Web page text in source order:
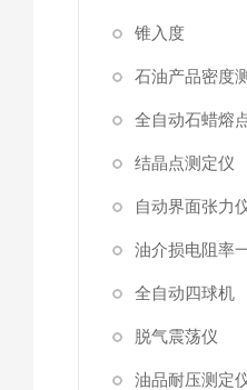
锥入度
石油产品密度
全自动石蜡熔
结晶点测定仪
自动界面张力
油介损电阻率
全自动四球机
脱气震荡仪
油品耐压测定